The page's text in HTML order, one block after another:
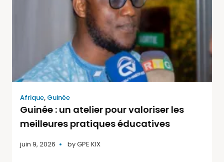
Afrique, Guinée
Guinée : un atelier pour valoriser les
meilleures pratiques éducatives
juin 9, 2026 byGPE KIX